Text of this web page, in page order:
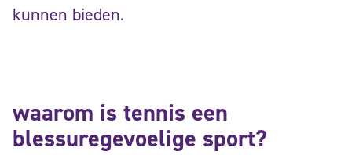
kunnen bieden.
waarom is tennis een
blessuregevoelige sport?